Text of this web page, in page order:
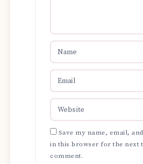
Save my name, email,
in this browser for the next
comment.